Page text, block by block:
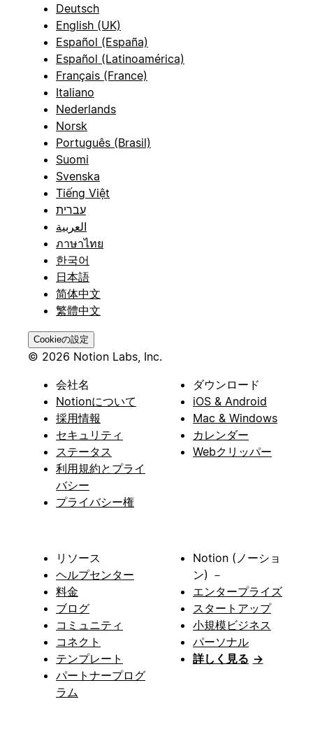
Deutsch
English (UK)
Español (España)
Español (Latinoamérica)
Français (France)
Italiano
Nederlands
Norsk
Português (Brasil)
Suomi
Svenska
Tiếng Việt
עברית
العربية
ภาษาไทย
한국어
日本語
简体中文
繁體中文
Cookieの設定
© 2026 Notion Labs, Inc.
会社名
Notionについて
採用情報
セキュリティ
ステータス
利用規約とプライ
バシー
プライバシー権
ダウンロード
iOS & Android
Mac & Windows
カレンダー
Webクリッパー
リソース
ヘルプセンター
料金
ブログ
コミュニティ
コネクト
テンプレート
パートナープログ
ラム
Notion (ノーショ
ン) －
エンタープライズ
スタートアップ
小規模ビジネス
パーソナル
詳しく見る →